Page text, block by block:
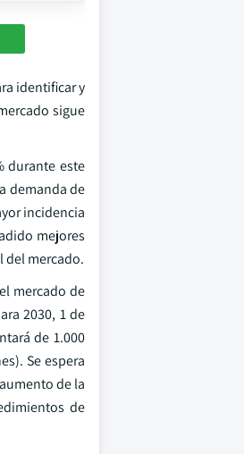
identificar y
sigue
durante este
demanda de
incidencia
mejores
del mercado.
mercado de
2030, 1 de
de 1.000
Se espera
de la
de